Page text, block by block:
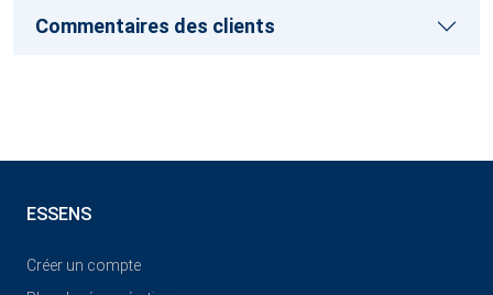
Commentaires des clients
ESSENS
Créer un compte